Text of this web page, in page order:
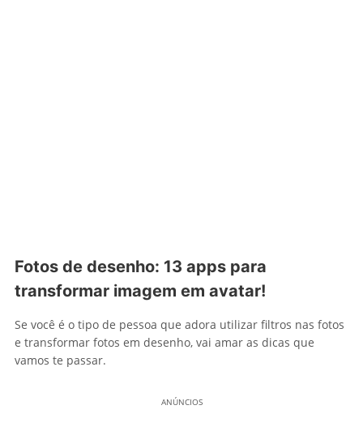
Fotos de desenho: 13 apps para
transformar imagem em avatar!
Se você é o tipo de pessoa que adora utilizar filtros nas fotos
e transformar fotos em desenho, vai amar as dicas que
vamos te passar.
ANÚNCIOS